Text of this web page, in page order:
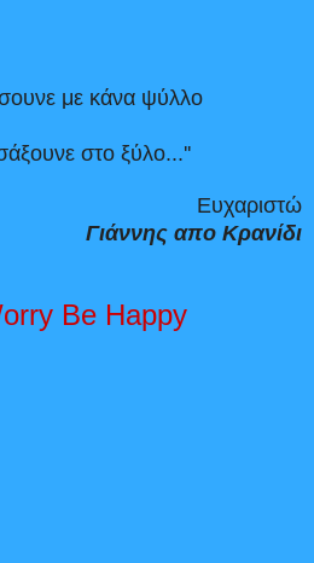
με κάνα ψύλλο
στο ξύλο...''
Ευχαριστώ
Γιάννης απο Κρανίδι
Be Happy